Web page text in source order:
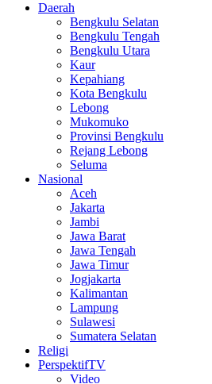
Daerah
Bengkulu Selatan
Bengkulu Tengah
Bengkulu Utara
Kaur
Kepahiang
Kota Bengkulu
Lebong
Mukomuko
Provinsi Bengkulu
Rejang Lebong
Seluma
Nasional
Aceh
Jakarta
Jambi
Jawa Barat
Jawa Tengah
Jawa Timur
Jogjakarta
Kalimantan
Lampung
Sulawesi
Sumatera Selatan
Religi
PerspektifTV
Video